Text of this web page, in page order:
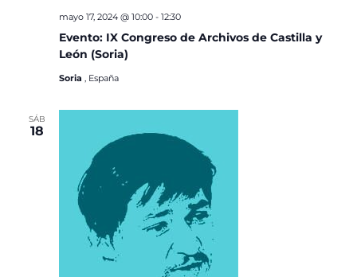
Evento: IX Congreso de Archivos de Castilla y
León (Soria)
mayo 17, 2024 @ 10:00- 12:30
Soria , España
SÁB
18